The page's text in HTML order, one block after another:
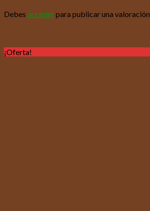
Debes accederpara publicar una valoración.
¡Oferta!